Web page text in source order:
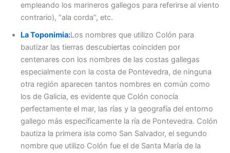
empleando los marineros gallegos para referirse al viento
contrario), “ala corda”, etc.
La Toponimia:Los nombres que utilizo Colón para
bautizar las tierras descubiertas coinciden por
centenares con los nombres de las costas gallegas
especialmente con la costa de Pontevedra, de ninguna
otra región aparecen tantos nombres en común como
los de Galicia, es evidente que Colón conocía
perfectamente el mar, las rías y la geografía del entorno
gallego más específicamente la ría de Pontevedra. Colón
bautiza la primera isla como San Salvador, el segundo
nombre que utilizo Colón fue el de Santa María de la